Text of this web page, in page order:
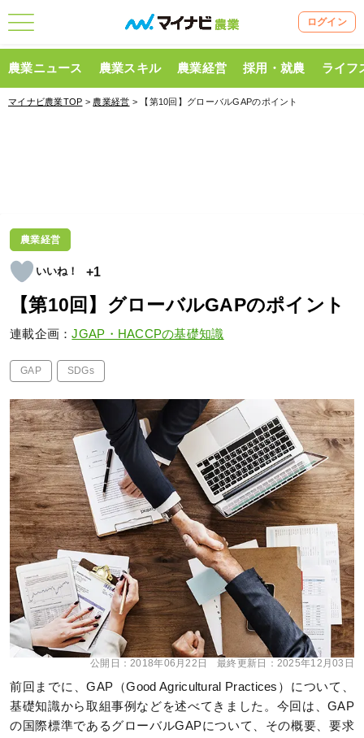
ログイン
農業ニュース 農業スキル 農業経営 採用・就農 ライフ
マイナビ農業TOP > 農業経営 > 【第10回】グローバルGAPのポイント
農業経営
+1
【第10回】グローバルGAPのポイント
連載企画：JGAP・HACCPの基礎知識
GAP SDGs
公開日：2018年06月22日 最終更新日： 2025年12月03日
前回までに、GAP（Good Agricultural Practices）について、
基礎知識から取組事例などを述べてきました。今回は、GAP
の国際標準であるグローバルGAPについて、その概要、要求